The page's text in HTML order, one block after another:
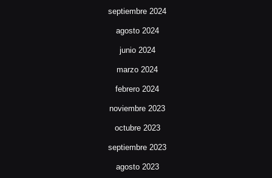
septiembre 2024
agosto 2024
junio 2024
marzo 2024
febrero 2024
noviembre 2023
octubre 2023
septiembre 2023
agosto 2023